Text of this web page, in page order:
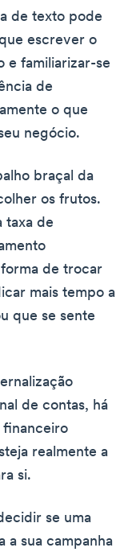
de texto pode
escrever o
e familiarizar-se
de
o que
negócio.
braçal da
os frutos.
taxa de
de trocar
mais tempo a
que se sente
de contas, há
financeiro
realmente a
si.
se uma
a sua campanha